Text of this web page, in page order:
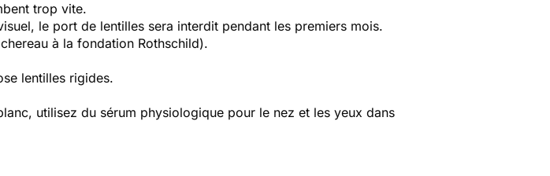
trop vite.
le port de lentilles sera interdit pendant les premiers mois.
à la fondation Rothschild).
lentilles rigides.
utilisez du sérum physiologique pour le nez et les yeux dans